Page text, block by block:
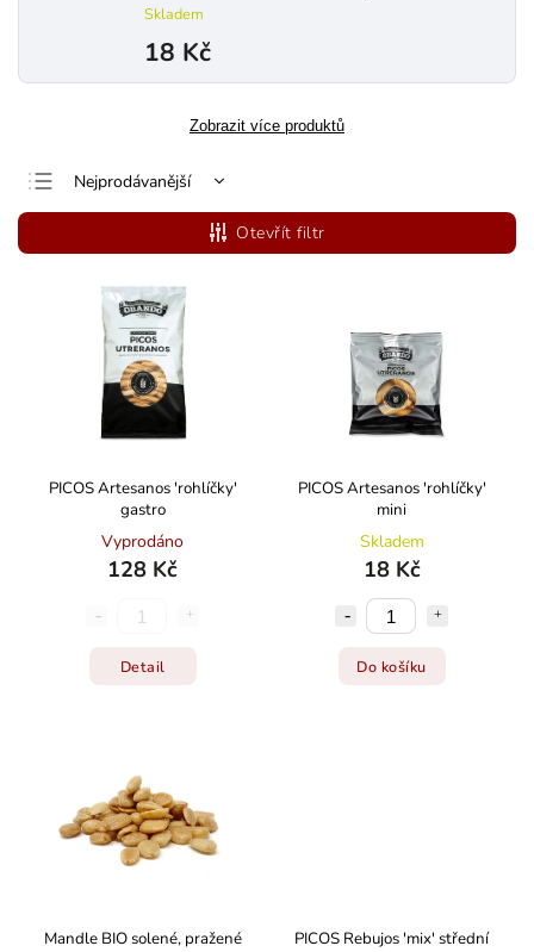
Skladem
18 Kč
Zobrazit více produktů
Nejlevnější
Nejdražší
Nejprodávanější
Abecedně
Otevřít filtr
PICOS Artesanos 'rohlíčky'
gastro
Vyprodáno
128 Kč
Detail
PICOS Artesanos 'rohlíčky'
mini
Skladem
18 Kč
Do košíku
Mandle BIO solené, pražené PICOS Rebujos 'mix' střední